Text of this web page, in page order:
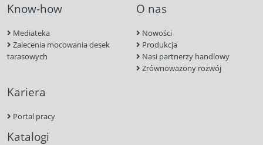
Know-how
Mediateka
Zalecenia mocowania desek
tarasowych
O nas
Nowości
Produkcja
Nasi partnerzy handlowy
Zrównoważony rozwój
Kariera
Portal pracy
Katalogi